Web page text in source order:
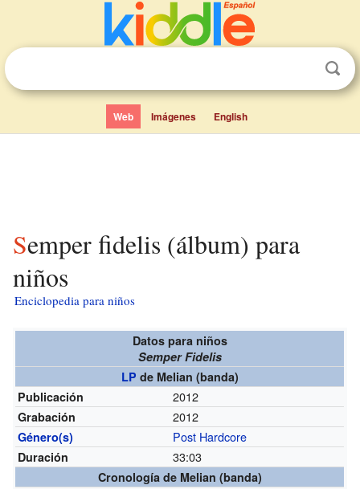
Web Imágenes English
Semper fidelis (álbum) para
niños
Enciclopedia para niños
Datos para niños
Semper Fidelis
LP de Melian (banda)
Publicación
2012
Grabación 2012
Género(s) Post Hardcore
Duración 33:03
Cronología de Melian (banda)